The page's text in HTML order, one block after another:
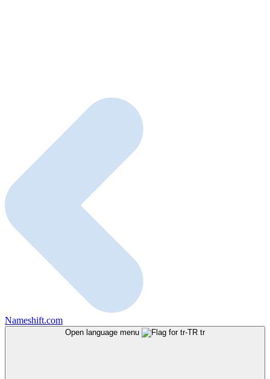
Nameshift.com
Open language menu tr